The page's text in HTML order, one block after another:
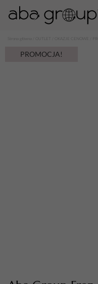
OKAZJE CENOWE
PROMOCJA!